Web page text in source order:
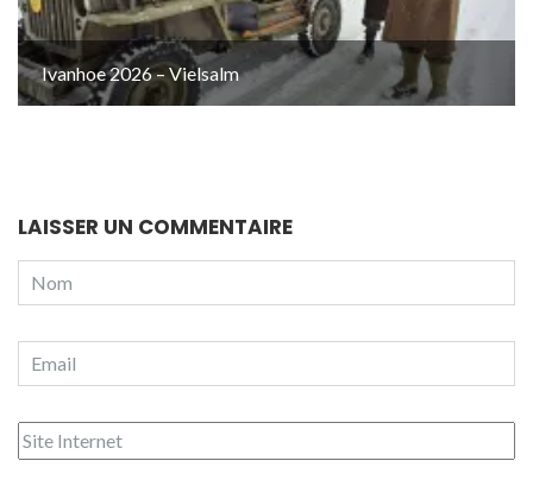
Ivanhoe 2026 – Vielsalm
LAISSER UN COMMENTAIRE